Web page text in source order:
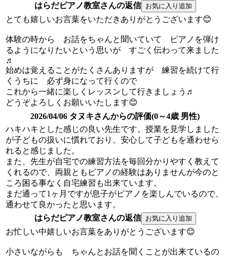
はらだピアノ教室さんの返信
とても嬉しいお言葉をいただきありがとうございます😊
体験の時から お話をちゃんと聞いていて ピアノを弾け
るようになりたいという思いが すごく伝わって来ました
♬
始めは覚えることがたくさんありますが 練習を続けて行
くうちに 必ず身になって行くので
これから一緒に楽しくレッスンして行きましょう♬
どうぞよろしくお願いいたします😊
2026/04/06 タヌキさんからの評価(0～4歳 男性)
ハキハキとした感じの良い先生です。授業を見学しました
が子どもの扱いに慣れており、安心して子どもを通わせら
れると感じました。
また、先生が自宅での練習方法を毎回分かりやすく教えて
くれるので、両親ともピアノの経験はありませんが今のと
ころ困る事なく自宅練習も出来ています。
まだ通って1ヶ月ですが息子がピアノを楽しんでいるので、
通わせて良かったと思います。
はらだピアノ教室さんの返信
お忙しい中嬉しいお言葉をありがとうございます😊
小さいながらも ちゃんとお話を聞くことが出来ているの